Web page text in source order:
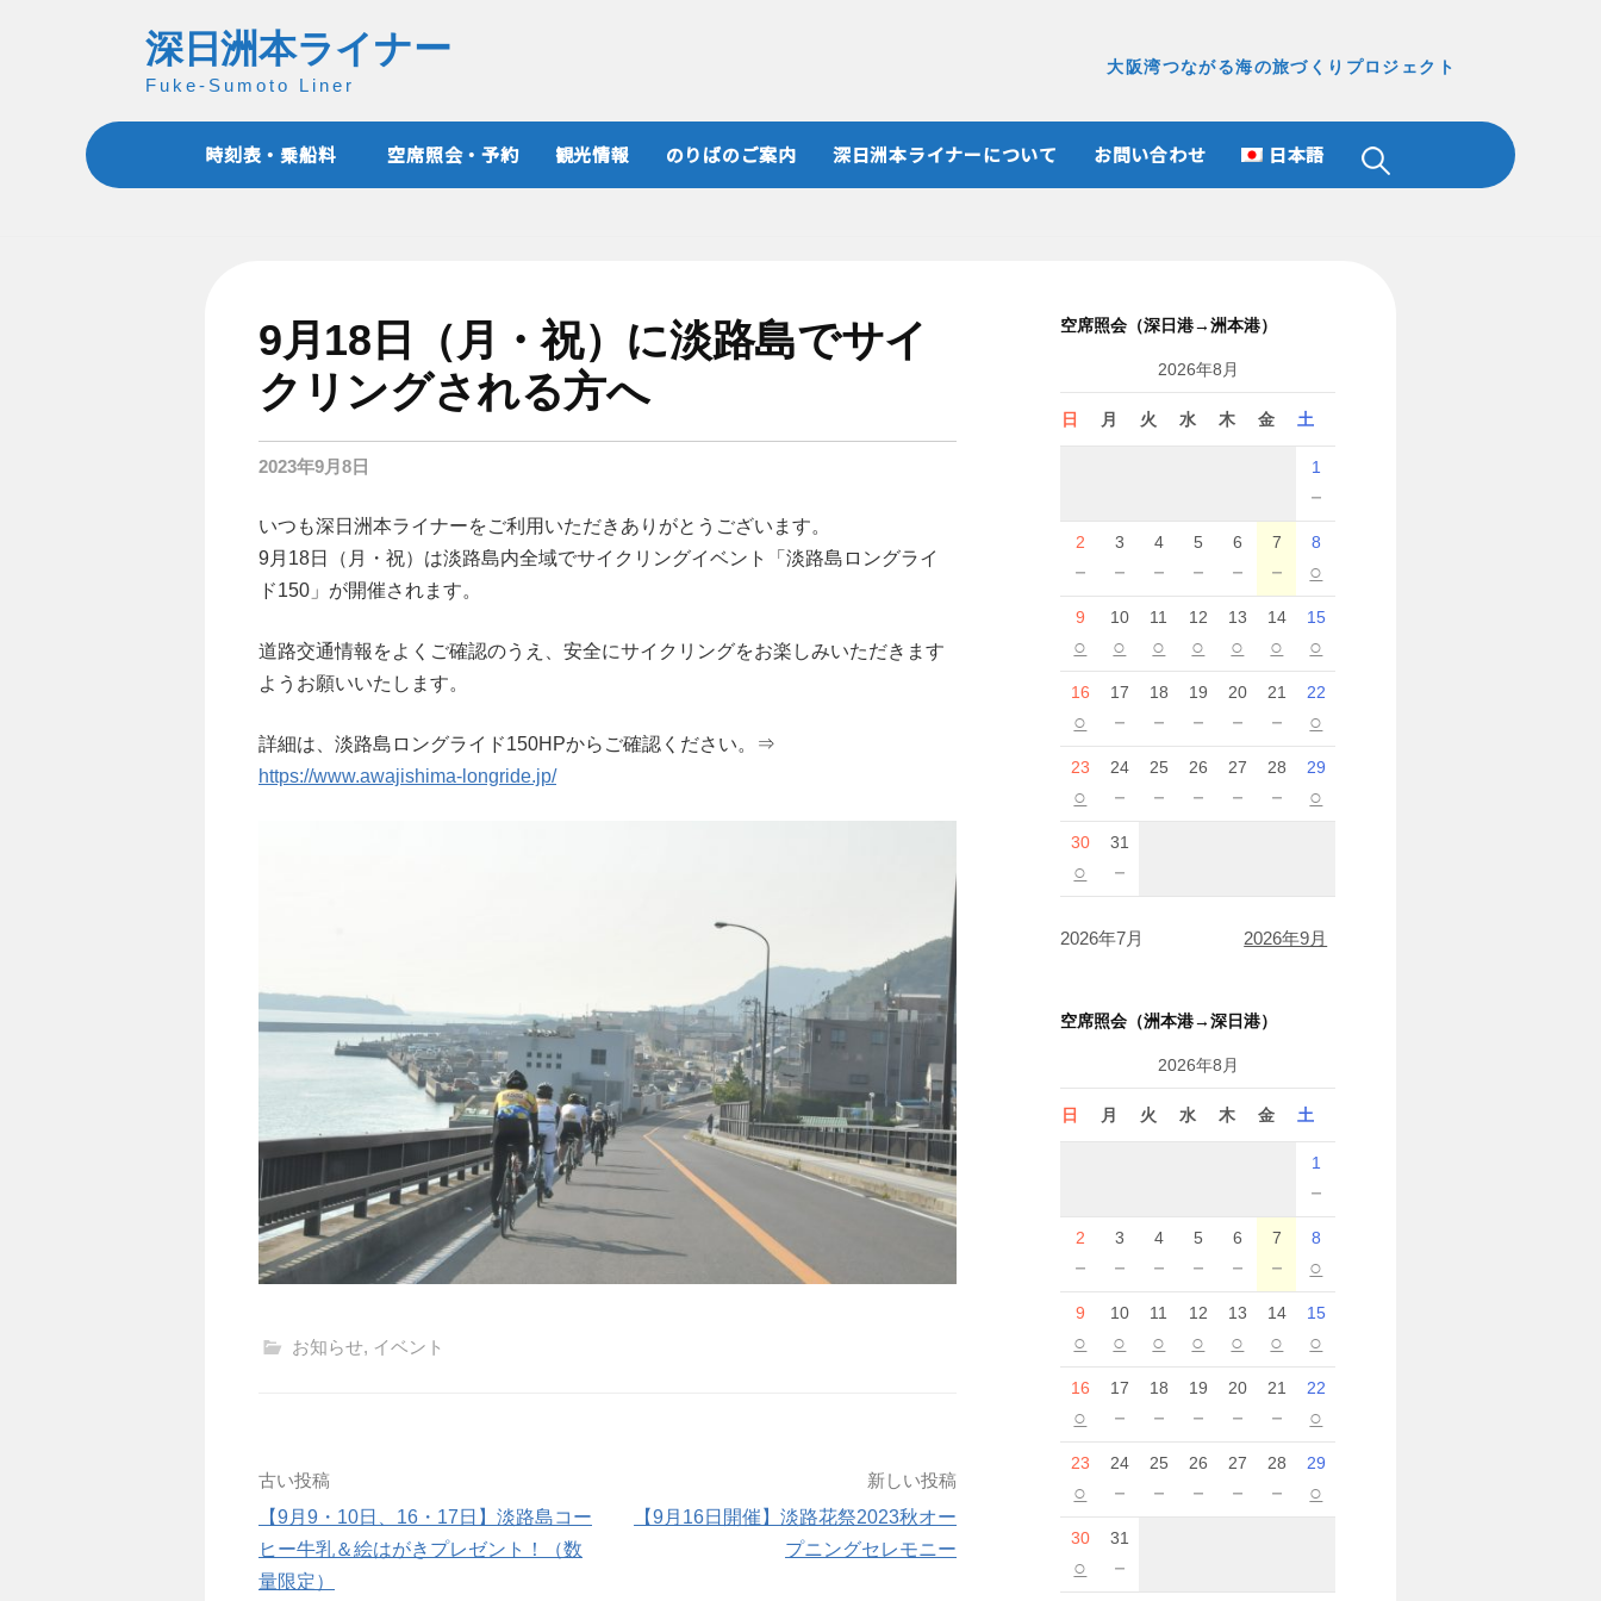
深日洲本ライナー
Fuke-Sumoto Liner
大阪湾つながる海の旅づくりプロジェクト
時刻表・乗船料 空席照会・予約 観光情報 のりばのご案内 深日洲本ライナーについて お問い合わせ 日本語
検
9月18日（月・祝）に淡路島でサイ
クリングされる方へ
2023年9月8日
いつも深日洲本ライナーをご利用いただきありがとうございます。
9月18日（月・祝）は淡路島内全域でサイクリングイベント「淡路島ロングライ
ド150」が開催されます。
道路交通情報をよくご確認のうえ、安全にサイクリングをお楽しみいただきます
ようお願いいたします。
詳細は、淡路島ロングライド150HPからご確認ください。⇒
https://www.awajishima-longride.jp/
お知らせ, イベント
投
稿
ナ
古い投稿
【9月9・10日、16・17日】淡路島コー
ヒー牛乳＆絵はがきプレゼント！（数
量限定）
新しい投稿
【9月16日開催】淡路花祭2023秋オー
プニングセレモニー
空席照会（深日港→洲本港）
2026年8月
日 月 火 水 木 金 土
1
－
2
－
3
－
4
－
5
－
6
－
7
－
8
○
9
○
10
○
11
○
12
○
13
○
14
○
15
○
16
○
17
－
18
－
19
－
20
－
21
－
22
○
23
○
24
－
25
－
26
－
27
－
28
－
29
○
30
○
31
－
2026年7月 2026年9月
空席照会（洲本港→深日港）
2026年8月
日 月 火 水 木 金 土
1
－
2
－
3
－
4
－
5
－
6
－
7
－
8
○
9
○
10
○
11
○
12
○
13
○
14
○
15
○
16
○
17
－
18
－
19
－
20
－
21
－
22
○
23
○
24
－
25
－
26
－
27
－
28
－
29
○
30
○
31
－